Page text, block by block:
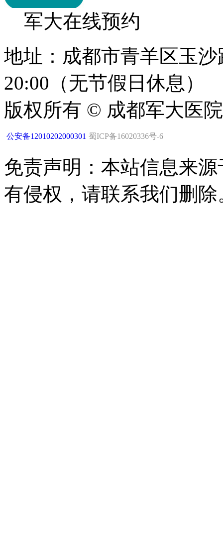
军大在线预约
地址：成都市青羊区玉
20:00（无节假日休息）
版权所有 © 成都军大医
公安备12010202000301 蜀ICP备16020336号-6
免责声明：本站信息来
有侵权，请联系我们删除